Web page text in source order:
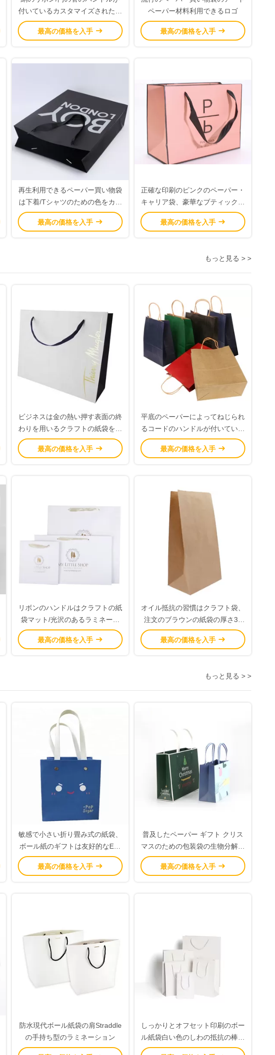
付いているカスタマイズされたサ
イズのペーパー買い物袋
最高の価格を入手
ペーパー材料利用できるロゴ
最高の価格を入手
再生利用できるペーパー買い物袋
は下着/Tシャツのための色をカス
タマイズしました
最高の価格を入手
正確な印刷のピンクのペーパー・
キャリア袋、豪華なブティックの
買い物袋
最高の価格を入手
もっと見る > >
ビジネスは金の熱い押す表面の終
わりを用いるクラフトの紙袋を印
刷しました
最高の価格を入手
平底のペーパーによってねじられ
るコードのハンドルが付いている
個人化されたブラウンの紙袋
最高の価格を入手
リボンのハンドルはクラフトの紙
袋マット/光沢のあるラミネーシ
ョンの表面の処理を印刷しました
最高の価格を入手
オイル抵抗の習慣はクラフト袋、
注文のブラウンの紙袋の厚さ30
を- 160gsm印刷しました
最高の価格を入手
もっと見る > >
敏感で小さい折り畳み式の紙袋、
ボール紙のギフトは友好的なEco
を袋に入れます
最高の価格を入手
普及したペーパー ギフト クリス
マスのための包装袋の生物分解性
のカスタマイズされた重量
最高の価格を入手
防水現代ボール紙袋の肩Straddle
の手持ち型のラミネーション
しっかりとオフセット印刷のボー
ル紙袋白い色のしわの抵抗の棒の
耐久財